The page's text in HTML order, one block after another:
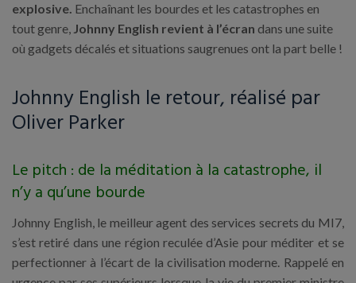
explosive. Enchaînant les bourdes et les catastrophes en
tout genre, Johnny English revient à l’écran dans une suite
où gadgets décalés et situations saugrenues ont la part belle !
Johnny English le retour, réalisé par
Oliver Parker
Le pitch : de la méditation à la catastrophe, il
n’y a qu’une bourde
Johnny English, le meilleur agent des services secrets du MI7,
s’est retiré dans une région reculée d’Asie pour méditer et se
perfectionner à l’écart de la civilisation moderne. Rappelé en